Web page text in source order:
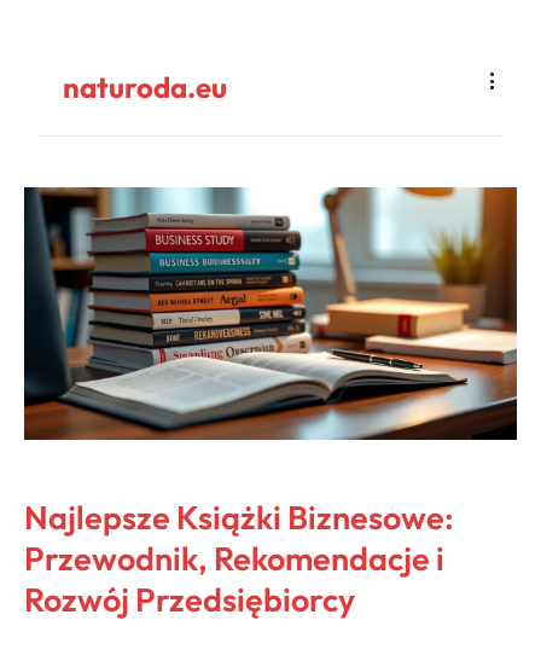
naturoda.eu
Najlepsze Książki Biznesowe:
Przewodnik, Rekomendacje i
Rozwój Przedsiębiorcy